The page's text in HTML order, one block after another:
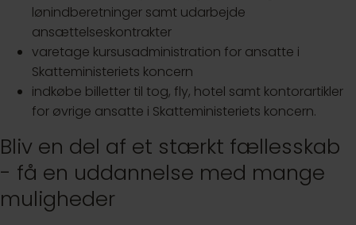
lønindberetninger samt udarbejde
ansættelseskontrakter
varetage kursusadministration for ansatte i
Skatteministeriets koncern
indkøbe billetter til tog, fly, hotel samt kontorartikler
for øvrige ansatte i Skatteministeriets koncern.
Bliv en del af et stærkt fællesskab
- få en uddannelse med mange
muligheder